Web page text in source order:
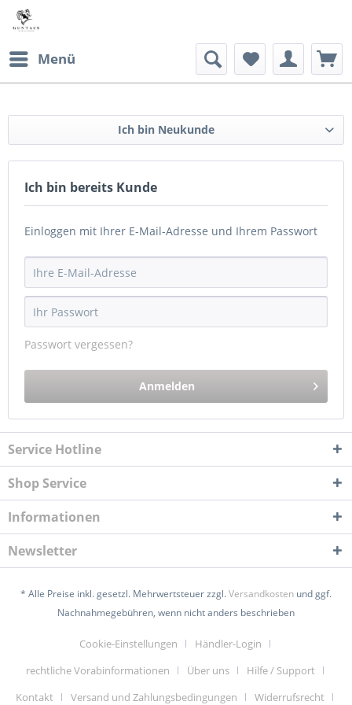
Menü
Ich bin Neukunde
Ich bin bereits Kunde
Einloggen mit Ihrer E-Mail-Adresse und Ihrem Passwort
Passwort vergessen?
Anmelden
Service Hotline
Shop Service
Informationen
Newsletter
* Alle Preise inkl. gesetzl. Mehrwertsteuer zzgl.Versandkosten und ggf.
Nachnahmegebühren, wenn nicht anders beschrieben
Cookie-Einstellungen
Händler-Login
rechtliche Vorabinformationen
Über uns
Hilfe / Support
Kontakt
Versand und Zahlungsbedingungen Widerrufsrecht